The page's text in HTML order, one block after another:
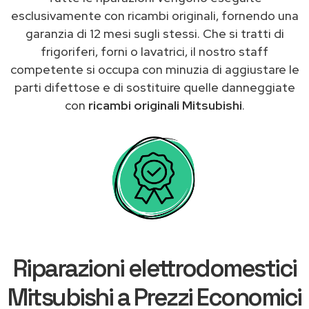
esclusivamente con ricambi originali, fornendo una
garanzia di 12 mesi sugli stessi. Che si tratti di
frigoriferi, forni o lavatrici, il nostro staff
competente si occupa con minuzia di aggiustare le
parti difettose e di sostituire quelle danneggiate
con ricambi originali Mitsubishi.
Riparazioni elettrodomestici
Mitsubishi a Prezzi Economici